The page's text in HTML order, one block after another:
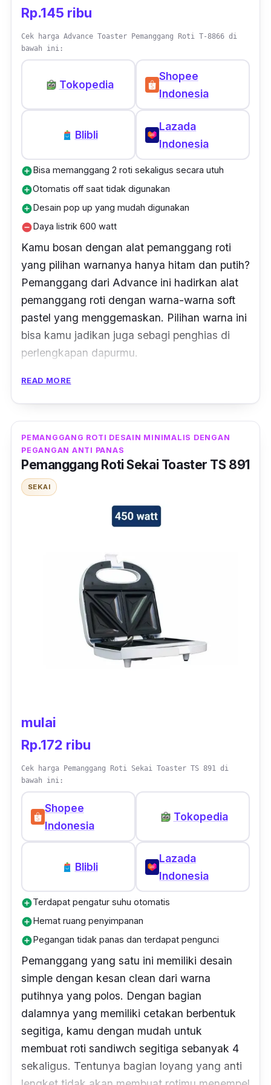
Rp.145 ribu
Cek harga Advance Toaster Pemanggang Roti T-8866 di
bawah ini:
Tokopedia
Shopee
Indonesia
Blibli
Lazada
Indonesia
add_circle Bisa memanggang 2 roti sekaligus secara utuh
add_circleOtomatis off saat tidak digunakan
add_circle Desain pop up yang mudah digunakan
remove_circle Daya listrik 600 watt
Kamu bosan dengan alat pemanggang roti
yang pilihan warnanya hanya hitam dan putih?
Pemanggang dari Advance ini hadirkan alat
pemanggang roti dengan warna-warna soft
pastel yang menggemaskan. Pilihan warna ini
bisa kamu jadikan juga sebagi penghias di
perlengkapan dapurmu.
Dengan desain pemanggang roti
kamu bisa memanggang 2 roti sekaligus
secara otomatis. Slot pemanggang roti juga
cukup lebar sehingga kamu bisa
memanggang roti secara utuh dan hasil yang
didapat akan matang secara merata. Selain
itu, ada baki sebagai wadah dari sisa-sisa
remah roti saat dipanggang yang mudah
kamu lepas dan bersihkan.
Daya listrik 600 watt, pemanggang roti ini
dapat menghemat listrik karena dapat mati
sendiri secara otomatis. Kamu dapat melihat
alat apakah berfungsi dengan baik di bagian
lampu indikatornya. Untuk menggunakan alat
ini diharapkan menyalakan pemanggangnya
terlebih dahulu agar posisi knop terkuni. Jika
READ MORE
PEMANGGANG ROTI DESAIN MINIMALIS DENGAN
PEGANGAN ANTI PANAS
Pemanggang Roti Sekai Toaster TS 891
SEKAI
mulai
Rp.172 ribu
Cek harga Pemanggang Roti Sekai Toaster TS 891 di
bawah ini:
Shopee
Indonesia
Tokopedia
Blibli
Lazada
Indonesia
add_circleTerdapat pengatur suhu otomatis
add_circle Hemat ruang penyimpanan
add_circle Pegangan tidak panas dan terdapat pengunci
Pemanggang yang satu ini memiliki desain
simple dengan kesan clean dari warna
putihnya yang polos. Dengan bagian
dalamnya yang memiliki cetakan berbentuk
segitiga, kamu dengan mudah untuk
membuat roti sandiwch segitiga sebanyak 4
sekaligus. Tentunya bagian loyang yang anti